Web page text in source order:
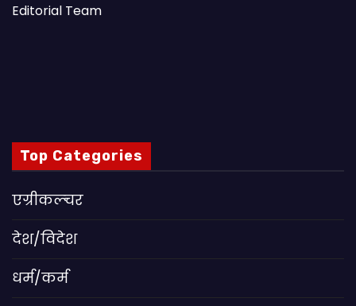
Editorial Team
Top Categories
एग्रीकल्चर
देश/विदेश
धर्म/कर्म